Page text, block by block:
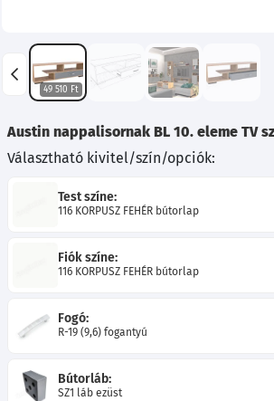
49 510 Ft
Austin nappalisornak BL 10. eleme TV
Választható kivitel/szín/opciók:
Test színe:
116 KORPUSZ FEHÉR bútorlap
Fiók színe:
116 KORPUSZ FEHÉR bútorlap
Fogó:
R-19 (9,6) fogantyú
Bútorláb:
SZ1 láb ezüst